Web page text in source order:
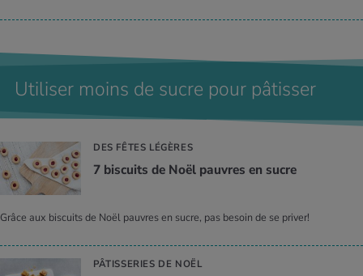
Utiliser moins de sucre pour pâtisser
DES FÊTES LÉGÈRES
7 bis­cuits de Noël pauvres en sucre
Grâce aux biscuits de Noël pauvres en sucre, pas besoin de se priver!
PÂTISSERIES DE NOËL